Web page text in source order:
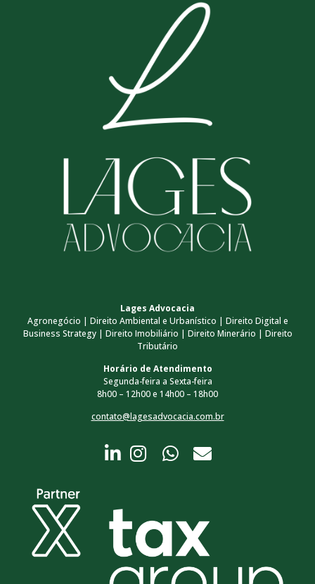
Lages Advocacia
Agronegócio | Direito Ambiental e Urbanístico | Direito Digital e
Business Strategy | Direito Imobiliário | Direito Minerário | Direito
Tributário
Horário de Atendimento
Segunda-feira a Sexta-feira
8h00 – 12h00 e 14h00 – 18h00
contato@lagesadvocacia.com.br